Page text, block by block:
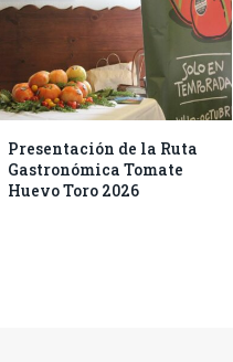
Presentación de la Ruta
Gastronómica Tomate
Huevo Toro 2026